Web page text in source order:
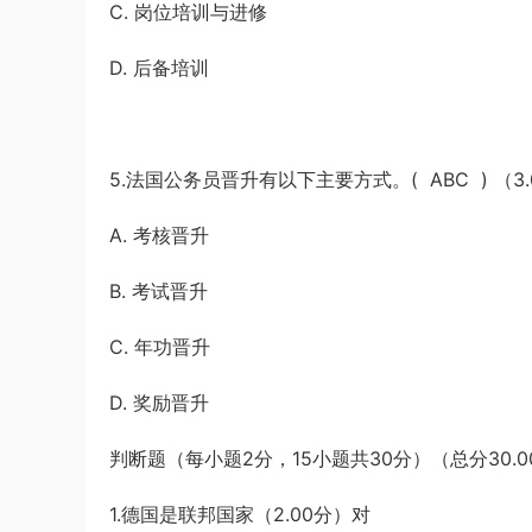
C. 岗位培训与进修
D. 后备培训
5.法国公务员晋升有以下主要方式。( ABC ) （
A. 考核晋升
B. 考试晋升
C. 年功晋升
D. 奖励晋升
判断题（每小题2分，15小题共30分）（总分
1.德国是联邦国家（2.00分）对